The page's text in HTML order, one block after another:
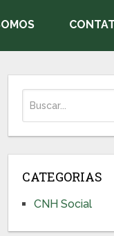
CATEGORIAS
CNH Social